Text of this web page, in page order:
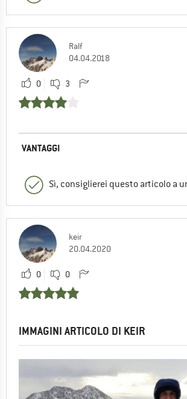
Ralf
04.04.2018
0 3
VANTAGGI
Sì, consiglierei questo articolo a
keir
20.04.2020
0 0
IMMAGINI ARTICOLO DI KEIR